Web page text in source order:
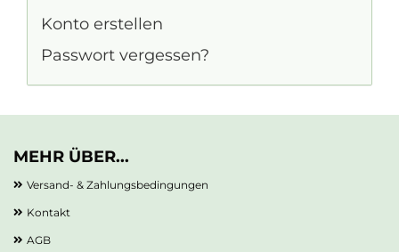
Konto erstellen
Passwort vergessen?
MEHR ÜBER...
Versand- & Zahlungsbedingungen
Kontakt
AGB